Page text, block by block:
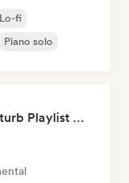
fi
Piano solo
The Ultimate Do Not Disturb Playlist 🔕 Neo-Classical & Ambient Piano